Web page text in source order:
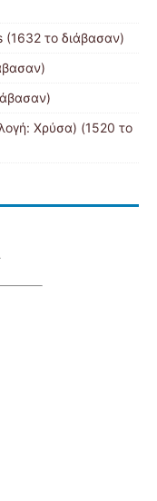
(1632 το διάβασαν)
Χρύσα) (1520 το